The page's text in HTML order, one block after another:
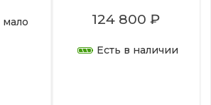
мало 124 800 ₽
Есть в наличии